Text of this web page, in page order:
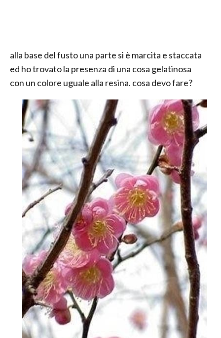
alla base del fusto una parte si è marcita e staccata
ed ho trovato la presenza di una cosa gelatinosa
con un colore uguale alla resina. cosa devo fare?